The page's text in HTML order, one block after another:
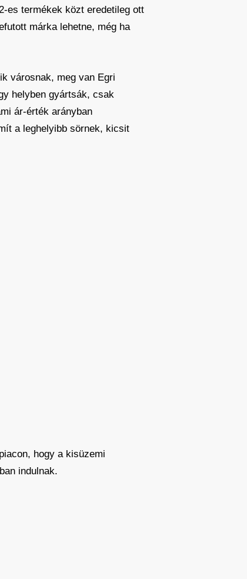
es termékek közt eredetileg ott
márka lehetne, még ha
városnak, meg van Egri
helyben gyártsák, csak
ár-érték arányban
a leghelyibb sörnek, kicsit
hogy a kisüzemi
indulnak.